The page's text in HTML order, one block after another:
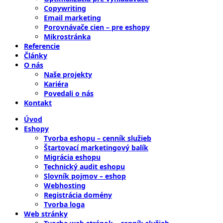
Copywriting
Email marketing
Porovnávače cien – pre eshopy
Mikrostránka
Referencie
Články
O nás
Naše projekty
Kariéra
Povedali o nás
Kontakt
Úvod
Eshopy
Tvorba eshopu – cenník služieb
Štartovací marketingový balík
Migrácia eshopu
Technický audit eshopu
Slovník pojmov – eshop
Webhosting
Registrácia domény
Tvorba loga
Web stránky